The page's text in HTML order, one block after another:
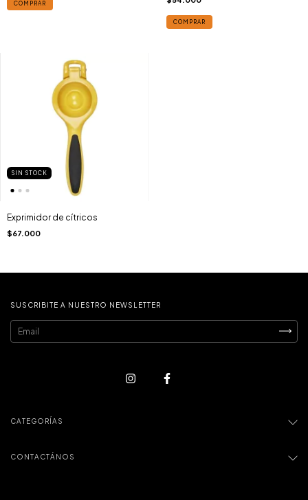
COMPRAR
COMPRAR
SIN STOCK
Exprimidor de cítricos
$67.000
SUSCRIBITE A NUESTRO NEWSLETTER
CATEGORÍAS
CONTACTÁNOS